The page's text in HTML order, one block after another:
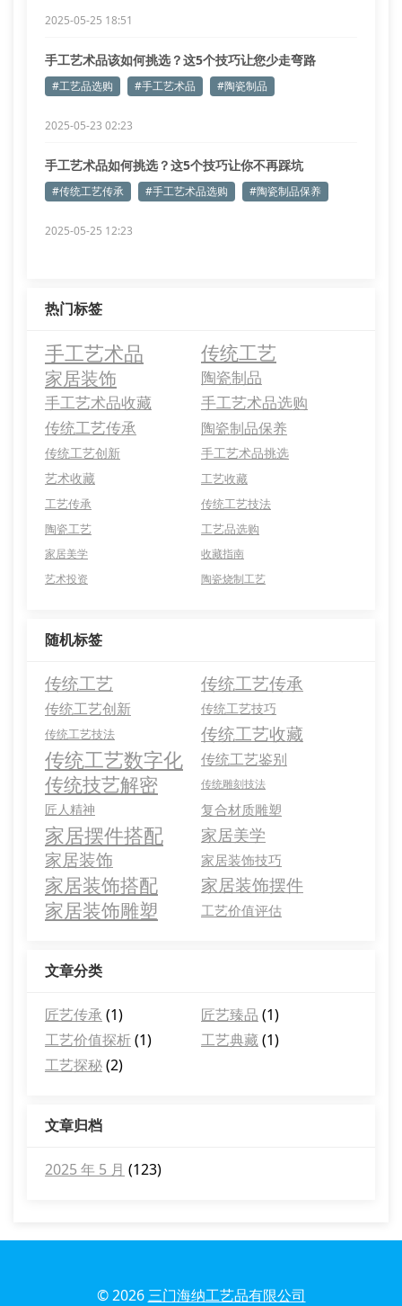
2025-05-25 18:51
手工艺术品该如何挑选？这5个技巧让您少走弯路
#工艺品选购 #手工艺术品 #陶瓷制品
2025-05-23 02:23
手工艺术品如何挑选？这5个技巧让你不再踩坑
#传统工艺传承 #手工艺术品选购 #陶瓷制品保养
2025-05-25 12:23
热门标签
手工艺术品 传统工艺
家居装饰
陶瓷制品
手工艺术品收藏
手工艺术品选购
传统工艺传承
陶瓷制品保养
传统工艺创新
手工艺术品挑选
艺术收藏
工艺收藏
工艺传承
传统工艺技法
陶瓷工艺
工艺品选购
家居美学
收藏指南
艺术投资
陶瓷烧制工艺
随机标签
传统工艺 传统工艺传承
传统工艺创新 传统工艺技巧
传统工艺技法 传统工艺收藏
传统工艺数字化 传统工艺鉴别
传统技艺解密 传统雕刻技法
匠人精神 复合材质雕塑
家居摆件搭配 家居美学
家居装饰 家居装饰技巧
家居装饰搭配 家居装饰摆件
家居装饰雕塑 工艺价值评估
文章分类
匠艺传承 (1) 匠艺臻品 (1)
工艺价值探析(1) 工艺典藏(1)
工艺探秘(2)
文章归档
2025 年 5 月 (123)
© 2026三门海纳工艺品有限公司